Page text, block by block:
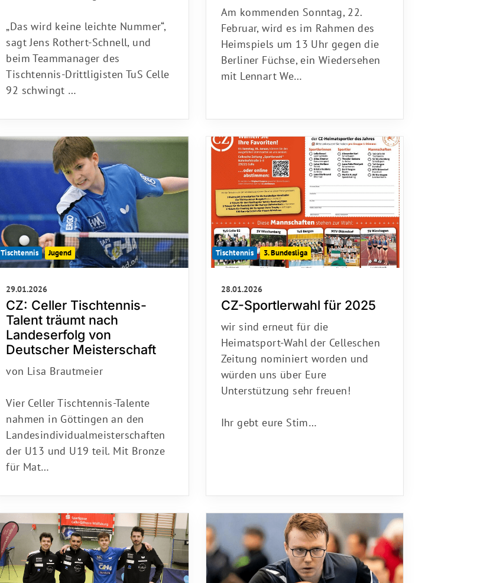
„Das wird keine leichte Nummer“,
sagt Jens Rothert-Schnell, und
beim Teammanager des
Tischtennis-Drittligisten TuS Celle
92 schwingt …
Am kommenden Sonntag, 22.
Februar, wird es im Rahmen des
Heimspiels um 13 Uhr gegen die
Berliner Füchse, ein Wiedersehen
mit Lennart We…
Tischtennis Jugend
29.01.2026
CZ: Celler Tischtennis-
Talent träumt nach
Landeserfolg von
Deutscher Meisterschaft
von Lisa Brautmeier
Vier Celler Tischtennis-Talente
nahmen in Göttingen an den
Landesindividualmeisterschaften
der U13 und U19 teil. Mit Bronze
für Mat…
Tischtennis 3. Bundesliga
28.01.2026
CZ-Sportlerwahl für 2025
wir sind erneut für die
Heimatsport-Wahl der Celleschen
Zeitung nominiert worden und
würden uns über Eure
Unterstützung sehr freuen!
Ihr gebt eure Stim…